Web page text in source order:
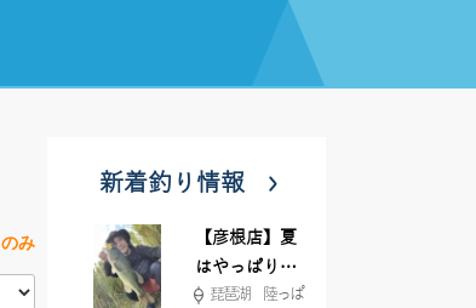
み
新着釣り情報
【彦根店】夏
はやっぱりカ
バー撃ち
琵琶湖 陸っぱ